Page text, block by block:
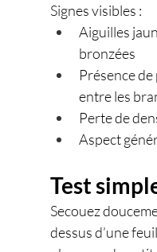
Signes visibles :
Aiguilles
bronzées
Présence
entre les
Perte de
Aspect
Test
Secouez
dessus d’une